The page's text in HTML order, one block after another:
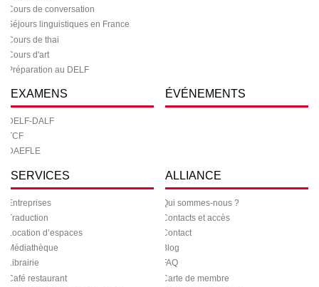
Cours de conversation
Séjours linguistiques en France
Cours de thai
Cours d'art
Préparation au DELF
EXAMENS
DELF-DALF
TCF
DAEFLE
ÉVÉNEMENTS
SERVICES
Entreprises
Traduction
Location d’espaces
Médiathèque
Librairie
Café restaurant
ALLIANCE
Qui sommes-nous ?
Contacts et accès
Contact
Blog
FAQ
Carte de membre